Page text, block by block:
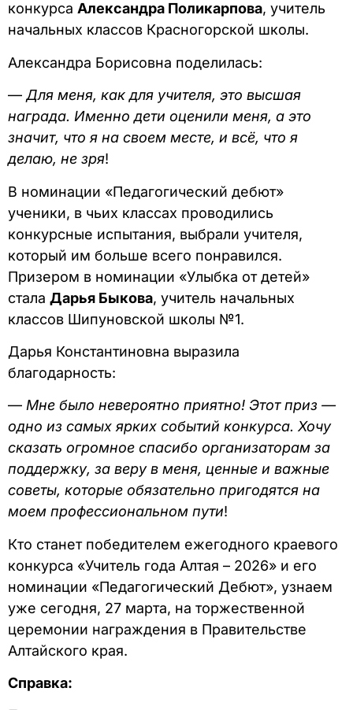
конкурса Александра Поликарпова, учитель
начальных классов Красногорской школы.
Александра Борисовна поделилась:
— Для меня, как для учителя, это высшая
награда. Именно дети оценили меня, а это
значит, что я на своем месте, и всё, что я
делаю, не зря!
В номинации «Педагогический дебют»
ученики, в чьих классах проводились
конкурсные испытания, выбрали учителя,
который им больше всего понравился.
Призером в номинации «Улыбка от детей»
стала Дарья Быкова, учитель начальных
классов Шипуновской школы №1.
Дарья Константиновна выразила
благодарность:
— Мне было невероятно приятно! Этот приз —
одно из самых ярких событий конкурса. Хочу
сказать огромное спасибо организаторам за
поддержку, за веру в меня, ценные и важные
советы, которые обязательно пригодятся на
моем профессиональном пути!
Кто станет победителем ежегодного краевого
конкурса «Учитель года Алтая – 2026» и его
номинации «Педагогический Дебют», узнаем
уже сегодня, 27 марта, на торжественной
церемонии награждения в Правительстве
Алтайского края.
Справка: